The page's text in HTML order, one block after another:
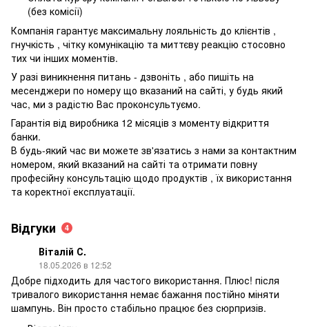
(без комісії)
Компанія гарантує максимальну лояльність до клієнтів ,
гнучкість , чітку комунікацію та миттєву реакцію стосовно
тих чи інших моментів.
У разі виникнення питань - дзвоніть , або пишіть на
месенджери по номеру що вказаний на сайті, у будь який
час, ми з радістю Вас проконсультуємо.
Гарантія від виробника 12 місяців з моменту відкриття
банки.
В будь-який час ви можете зв'язатись з нами за контактним
номером, який вказаний на сайті та отримати повну
професійну консультацію щодо продуктів , їх використання
та коректної експлуатації.
Відгуки 4
Віталій С.
18.05.2026 в 12:52
Добре підходить для частого використання. Плюс! після
тривалого використання немає бажання постійно міняти
шампунь. Він просто стабільно працює без сюрпризів.